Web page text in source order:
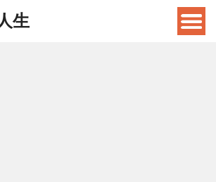
生